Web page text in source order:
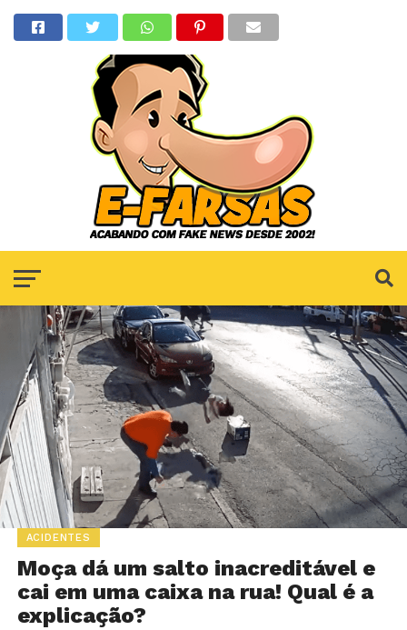
ACIDENTES
Moça dá um salto inacreditável e
cai em uma caixa na rua! Qual é a
explicação?